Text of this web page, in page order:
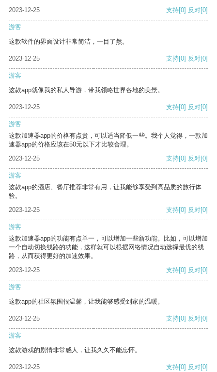
2023-12-25 支持[0] 反对[0]
游客
这款软件的界面设计非常简洁，一目了然。
2023-12-25 支持[0] 反对[0]
游客
这款app就像我的私人导游，带我领略世界各地的美景。
2023-12-25 支持[0] 反对[0]
游客
这款加速器app的价格有点贵，可以适当降低一些。我个人觉得，一款加
速器app的价格应该在50元以下才比较合理。
2023-12-25
支持[0] 反对[0]
游客
这款app的酒店、餐厅推荐非常有用，让我能够享受到高品质的旅行体
验。
2023-12-25
支持[0] 反对[0]
游客
这款加速器app的功能有点单一，可以增加一些新功能。比如，可以增加
一个自动切换线路的功能，这样就可以根据网络情况自动选择最优的线
路，从而获得更好的加速效果。
2023-12-25
支持[0] 反对[0]
游客
这款app的社区氛围很温馨，让我能够感受到家的温暖。
2023-12-25 支持[0] 反对[0]
游客
这款游戏的剧情非常感人，让我久久不能忘怀。
2023-12-25 支持[0] 反对[0]